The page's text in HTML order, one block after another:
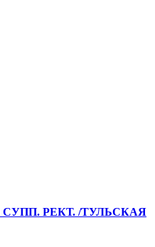
РЕКТ. /ТУЛЬСКАЯ